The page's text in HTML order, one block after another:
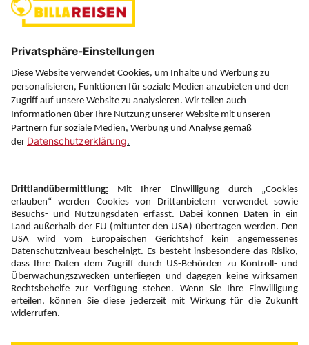
Über uns
Service
Information
Folgen Sie uns auf
Newsletter:
Anmelden